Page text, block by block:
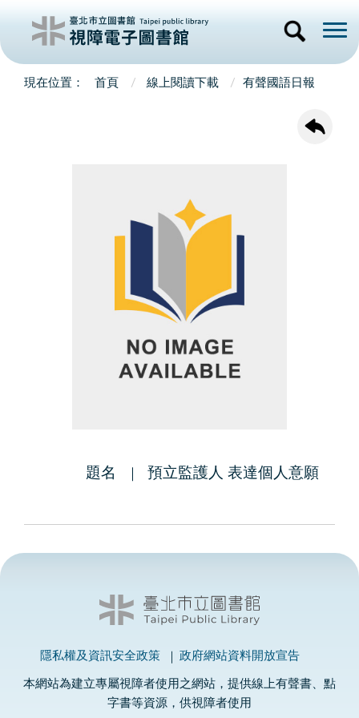
首頁 線上閱讀下載 有聲國語日報
題名 預立監護人 表達個人意願
隱私權及資訊安全政策 政府網站資料開放宣告
本網站為建立專屬視障者使用之網站，提供線上有聲書、點
字書等資源，供視障者使用